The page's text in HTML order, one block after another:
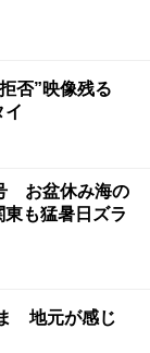
否”映像残る
お盆休み海の
も猛暑日ズラ
地元が感じ